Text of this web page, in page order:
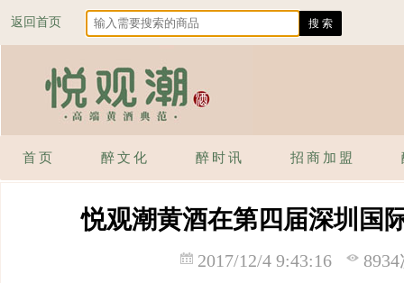
返回首页
首页 醉文化 醉时讯 招商加盟
悦观潮黄酒在第四届深圳国
2017/12/4 9:43:16